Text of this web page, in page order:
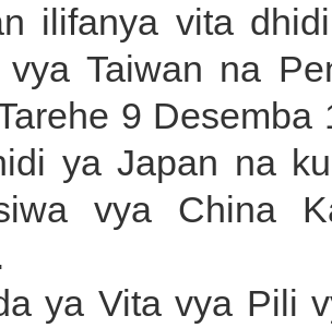
ilifanya vita
vya Taiwan na
9
ya Japan na
vya China
ya Vita vya Pili